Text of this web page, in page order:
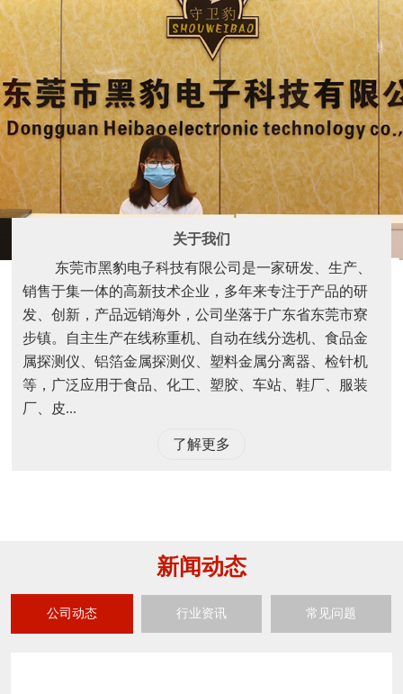
关于我们
东莞市黑豹电子科技有限公司是一家研发、生产、
销售于集一体的高新技术企业，多年来专注于产品的研
发、创新，产品远销海外，公司坐落于广东省东莞市寮
步镇。自主生产在线称重机、自动在线分选机、食品金
属探测仪、铝箔金属探测仪、塑料金属分离器、检针机
等，广泛应用于食品、化工、塑胶、车站、鞋厂、服装
厂、皮...
了解更多
新闻动态
公司动态 行业资讯 常见问题